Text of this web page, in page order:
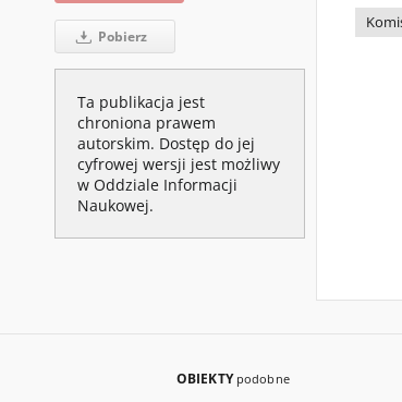
Pobierz
Ta publikacja jest
chroniona prawem
autorskim. Dostęp do jej
cyfrowej wersji jest możliwy
w Oddziale Informacji
Naukowej.
OBIEKTY podobne